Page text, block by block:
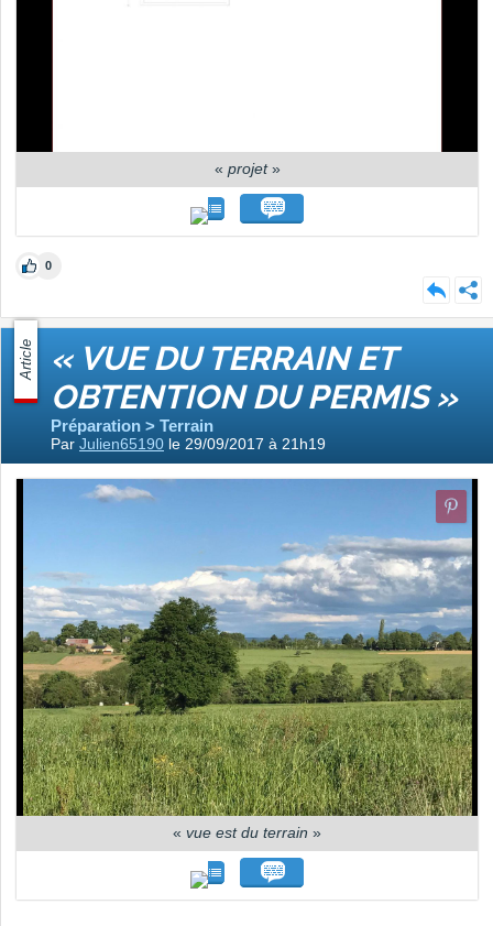
« projet»
0
Article « VUE DU TERRAIN ET
OBTENTION DU PERMIS »
Préparation > Terrain
Par Julien65190 le 29/09/2017 à 21h19
« vue est du terrain »